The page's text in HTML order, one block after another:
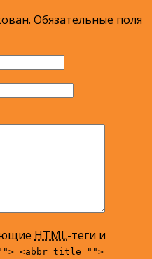
Обязательные поля
HTML-теги и
<abbr title="">